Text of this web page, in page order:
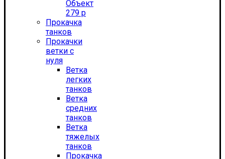
Объект
279 р
Прокачка
танков
Прокачки
ветки с
нуля
Ветка
легких
танков
Ветка
средних
танков
Ветка
тяжелых
танков
Прокачка